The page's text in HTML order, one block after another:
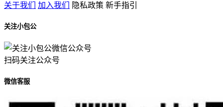
关于我们 加入我们 隐私政策 新手指引
关注小包公
扫码关注公众号
微信客服